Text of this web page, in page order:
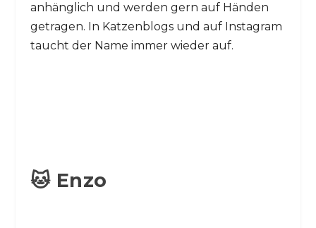
anhänglich und werden gern auf Händen
getragen. In Katzenblogs und auf Instagram
taucht der Name immer wieder auf.
🐱 Enzo